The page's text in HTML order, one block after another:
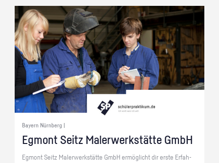
Bayern Nürnberg |
Eg­mont Seitz Ma­ler­werk­stät­te GmbH
Eg­mont Seitz Ma­ler­werk­stät­te GmbH er­mög­licht dir erste Er­fah­